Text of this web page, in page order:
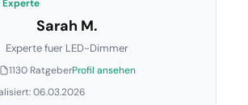
Experte
Sarah M.
Experte fuer LED-Dimmer
1130 RatgeberProfil ansehen
06.03.2026